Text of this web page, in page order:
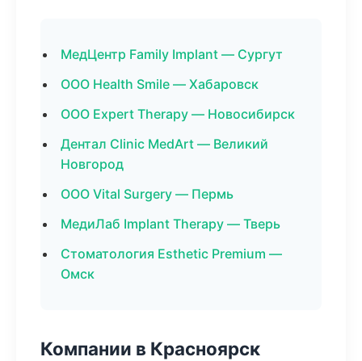
МедЦентр Family Implant — Сургут
ООО Health Smile — Хабаровск
ООО Expert Therapy — Новосибирск
Дентал Clinic MedArt — Великий
Новгород
ООО Vital Surgery — Пермь
МедиЛаб Implant Therapy — Тверь
Стоматология Esthetic Premium —
Омск
Компании в Красноярск